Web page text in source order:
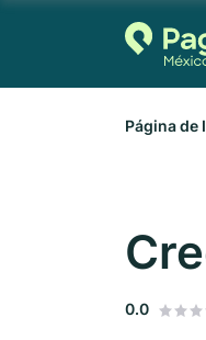
Página de
0.0